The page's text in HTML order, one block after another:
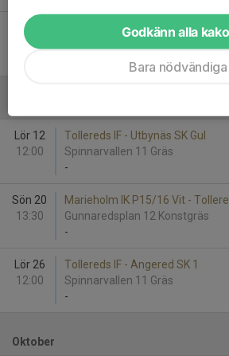
Lör 29
11:00
Tollereds IF - Floda BoIF 2
Lör 12
12:00
Tollereds IF - Utbynäs SK Gul
Spinnarvallen 11 Gräs
-
Sön 20
13:30
Marieholm IK P15/16 Vit -
Gunnaredsplan 12 Konstgräs
-
Lör 26
12:00
Tollereds IF - Angered SK 1
Spinnarvallen 11 Gräs
-
Oktober
Godkänn alla
Bara nödvändiga